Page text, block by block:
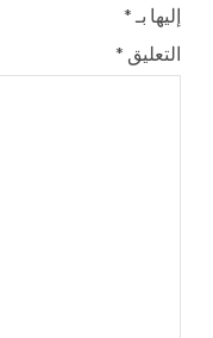
إليها بـ *
التعليق *